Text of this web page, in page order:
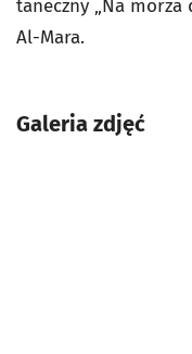
taneczny „Na morza
Al-Mara.
Galeria zdjęć